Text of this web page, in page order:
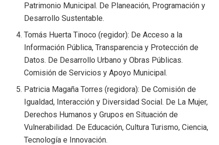
Patrimonio Municipal. De Planeación, Programación y
Desarrollo Sustentable.
Tomás Huerta Tinoco (regidor): De Acceso a la
Información Pública, Transparencia y Protección de
Datos. De Desarrollo Urbano y Obras Públicas.
Comisión de Servicios y Apoyo Municipal.
Patricia Magaña Torres (regidora): De Comisión de
Igualdad, Interacción y Diversidad Social. De La Mujer,
Derechos Humanos y Grupos en Situación de
Vulnerabilidad. De Educación, Cultura Turismo, Ciencia,
Tecnología e Innovación.